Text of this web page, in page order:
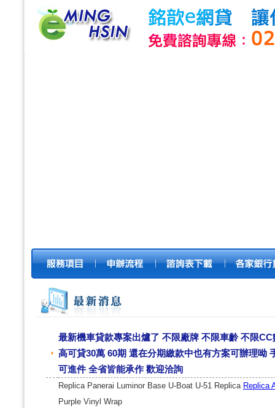
最新機車貸款專案出爐了 不限廠牌 不限車齡 不限
高可貸30萬 60期 還在分期繳款中也有方案可辦理呦
可進件 全省皆能承作 歡迎洽詢
Replica Panerai Luminor Base U-Boat U-51 Replica Replica
Purple Vinyl Wrap